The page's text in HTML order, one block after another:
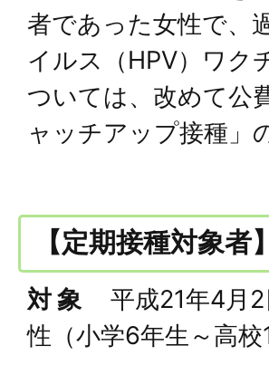
者であった女性で、
イルス（HPV）ワク
ついては、改めて公
ャッチアップ接種」
【定期接種対象者】
対 象平成21年4月2
性（小学6年生～高校